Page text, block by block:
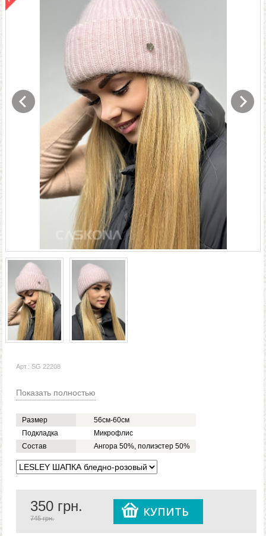
Арт.: SG 22208
Показать полностью
Размер
56см-60см
Подкладка
Микрофлис
Состав
Ангора 50%, полиэстер 50%
350 грн.
745 грн. КУПИТЬ